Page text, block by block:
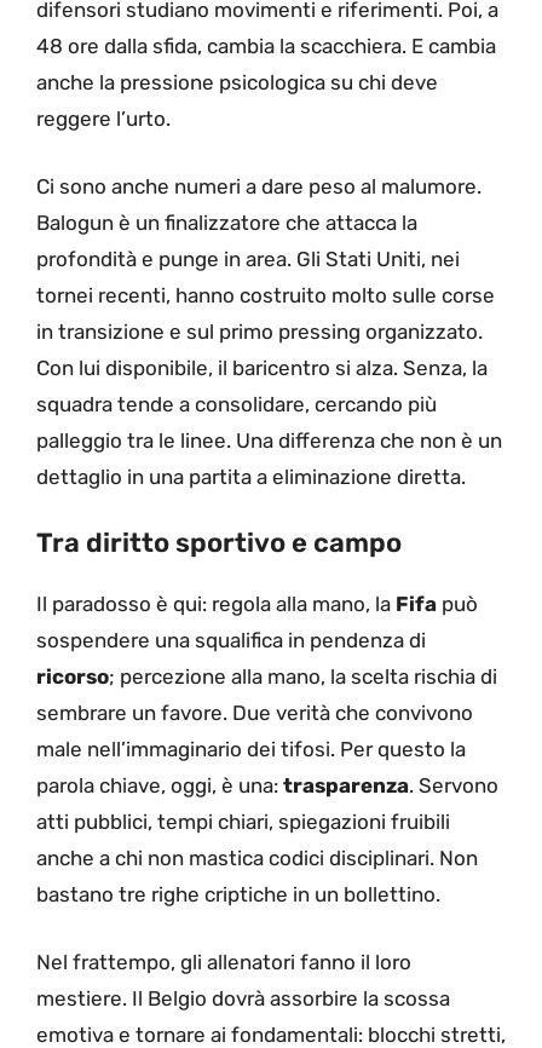
difensori studiano movimenti e riferimenti. Poi, a
48 ore dalla sfida, cambia la scacchiera. E cambia
anche la pressione psicologica su chi deve
reggere l’urto.
Ci sono anche numeri a dare peso al malumore.
Balogun è un finalizzatore che attacca la
profondità e punge in area. Gli Stati Uniti, nei
tornei recenti, hanno costruito molto sulle corse
in transizione e sul primo pressing organizzato.
Con lui disponibile, il baricentro si alza. Senza, la
squadra tende a consolidare, cercando più
palleggio tra le linee. Una differenza che non è un
dettaglio in una partita a eliminazione diretta.
Tra diritto sportivo e campo
Il paradosso è qui: regola alla mano, la Fifa può
sospendere una squalifica in pendenza di
ricorso; percezione alla mano, la scelta rischia di
sembrare un favore. Due verità che convivono
male nell’immaginario dei tifosi. Per questo la
parola chiave, oggi, è una: trasparenza. Servono
atti pubblici, tempi chiari, spiegazioni fruibili
anche a chi non mastica codici disciplinari. Non
bastano tre righe criptiche in un bollettino.
Nel frattempo, gli allenatori fanno il loro
mestiere. Il Belgio dovrà assorbire la scossa
emotiva e tornare ai fondamentali: blocchi stretti,